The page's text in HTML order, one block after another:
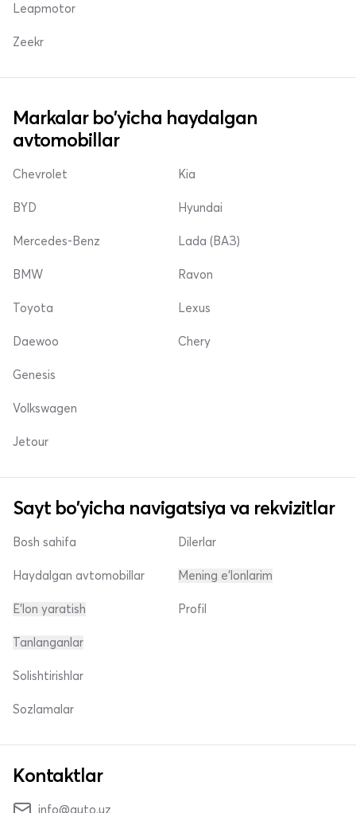
Leapmotor
Zeekr
Markalar bo'yicha haydalgan
avtomobillar
Chevrolet
BYD
Mercedes-Benz
Kia
Hyundai
Lada (ВАЗ)
BMW
Toyota
Daewoo
Ravon
Lexus
Chery
Genesis
Volkswagen
Jetour
Sayt bo'yicha navigatsiya va rekvizitlar
Bosh sahifa
Haydalgan avtomobillar
E'lon yaratish
Dilerlar
Mening e'lonlarim
Profil
Tanlanganlar
Solishtirishlar
Sozlamalar
Kontaktlar
info@auto.uz